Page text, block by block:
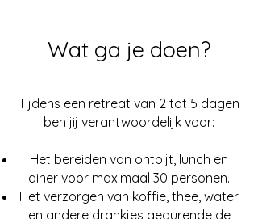
Wat ga je doen?
Tijdens een retreat van 2 tot 5 dagen
ben jij verantwoordelijk voor:
Het bereiden van ontbijt, lunch en
diner voor maximaal 30 personen.
Het verzorgen van koffie, thee, water
en andere drankjes gedurende de